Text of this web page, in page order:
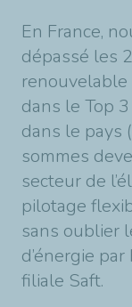
En France,
dépassé les
dans le Top
dans le pays
sommes
secteur de
pilotage
sans oublier
d’énergie
filiale Saft.